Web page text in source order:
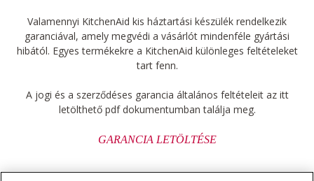
Valamennyi KitchenAid kis háztartási készülék rendelkezik
garanciával, amely megvédi a vásárlót mindenféle gyártási
hibától. Egyes termékekre a KitchenAid különleges feltételeket
tart fenn.
A jogi és a szerződéses garancia általános feltételeit az itt
letölthető pdf dokumentumban találja meg.
GARANCIA LETÖLTÉSE